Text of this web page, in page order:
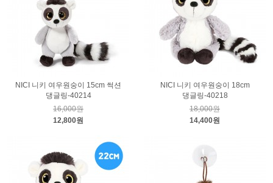
NICI 니키 여우원숭이 15cm 썩션
댕글링-40214
16,000원
12,800원
NICI 니키 여우원숭이 18cm
댕글링-40218
18,000원
14,400원